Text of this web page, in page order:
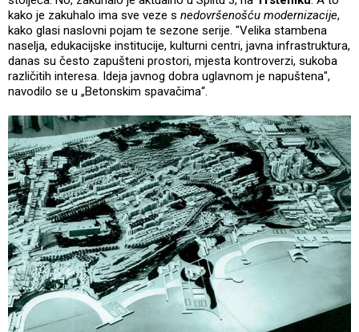
kako je zakuhalo ima sve veze s nedovršenošću modernizacije,
kako glasi naslovni pojam te sezone serije. "Velika stambena
naselja, edukacijske institucije, kulturni centri, javna infrastruktura,
danas su često zapušteni prostori, mjesta kontroverzi, sukoba
različitih interesa. Ideja javnog dobra uglavnom je napuštena",
navodilo se u „Betonskim spavačima“.